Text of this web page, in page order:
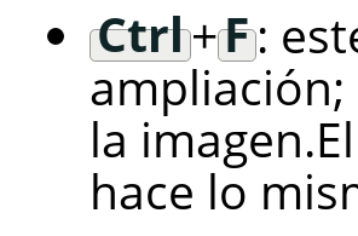
Ctrl+F:
la
hace lo